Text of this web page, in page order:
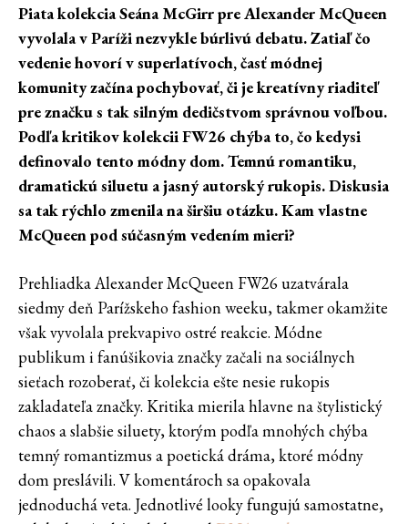
Piata kolekcia Seána McGirr pre Alexander McQueen
vyvolala v Paríži nezvykle búrlivú debatu. Zatiaľ čo
vedenie hovorí v superlatívoch, časť módnej
komunity začína pochybovať, či je kreatívny riaditeľ
pre značku s tak silným dedičstvom správnou voľbou.
Podľa kritikov kolekcii FW26 chýba to, čo kedysi
definovalo tento módny dom. Temnú romantiku,
dramatickú siluetu a jasný autorský rukopis. Diskusia
sa tak rýchlo zmenila na širšiu otázku. Kam vlastne
McQueen pod súčasným vedením mieri?
Prehliadka Alexander McQueen FW26 uzatvárala
siedmy deň Parížskeho fashion weeku, takmer okamžite
však vyvolala prekvapivo ostré reakcie. Módne
publikum i fanúšikovia značky začali na sociálnych
sieťach rozoberať, či kolekcia ešte nesie rukopis
zakladateľa značky. Kritika mierila hlavne na štylistický
chaos a slabšie siluety, ktorým podľa mnohých chýba
temný romantizmus a poetická dráma, ktoré módny
dom preslávili. V komentároch sa opakovala
jednoduchá veta. Jednotlivé looky fungujú samostatne,